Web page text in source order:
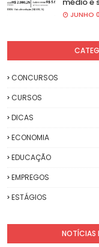
JUNHO
CONCURSOS
CURSOS
DICAS
ECONOMIA
EDUCAÇÃO
EMPREGOS
ESTÁGIOS
NOTÍCIAS